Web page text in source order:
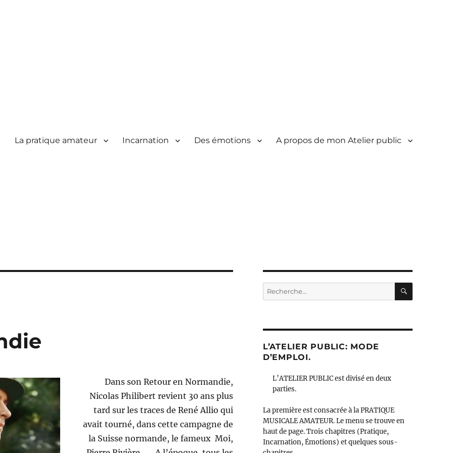
La pratique amateur Incarnation Des émotions A propos de mon Atelier public
Dans son Retour en Normandie,
Nicolas Philibert revient 30 ans plus
tard sur les traces de René Allio qui
avait tourné, dans cette campagne de
la Suisse normande, le fameux Moi,
Recherche
pour :
L’ATELIER PUBLIC: MODE
D’EMPLOI.
L’ATELIER PUBLIC est divisé en deux
parties.
La première est consacrée à la PRATIQUE
MUSICALE AMATEUR. Le menu se trouve en
haut de page. Trois chapitres (Pratique,
Incarnation, Émotions) et quelques sous-